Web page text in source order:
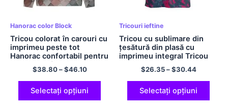
Hanorac color Block
Tricou colorat în carouri cu
imprimeu peste tot
Hanorac confortabil pentru
adulți cu mâneci lungi
Tricou confortabil din
poliester cu gâtul rotund
pentru bărbați și femei
$38.80–$46.10
Selectați opțiuni
Tricouri ieftine
Tricou cu sublimare din
țesătură din plasă cu
imprimeu integral Tricou
clasic pentru bărbați și
femei Poliester
$26.35–$30.44
Selectați opțiuni